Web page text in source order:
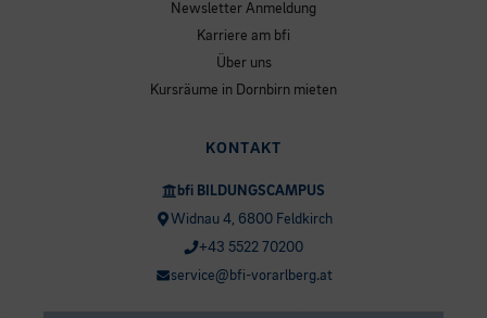
Newsletter Anmeldung
Karriere am bfi
Über uns
Kursräume in Dornbirn mieten
KONTAKT
bfi BILDUNGSCAMPUS
Widnau 4, 6800 Feldkirch
+43 5522 70200
service@bfi-vorarlberg.at